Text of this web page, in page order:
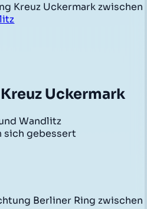
Kreuz Uckermark zwischen
Uckermark
Wandlitz
sich gebessert
Berliner Ring zwischen